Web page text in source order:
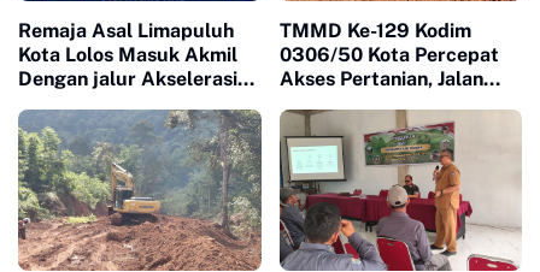
Remaja Asal Limapuluh
Kota Lolos Masuk Akmil
Dengan jalur Akselerasi
TMMD Ke-129 Kodim
0306/50 Kota Percepat
Akses Pertanian, Jalan
Limapuluh Kota